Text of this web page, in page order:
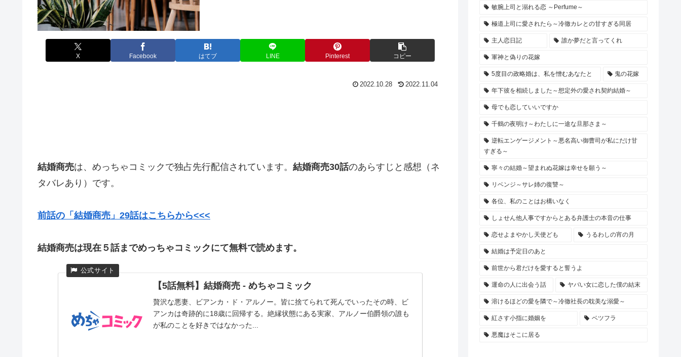
X Facebook はてブ LINE Pinterest コピー
2022.10.28 2022.11.04
結婚商売は、めっちゃコミックで独占先行配信されています。 結婚商売30話のあらすじと感想（ネ
タバレあり）です。
前話の「結婚商売」29話はこちらから<<<
結婚商売は現在５話までめっちゃコミックにて無料で読めます。
【5話無料】結婚商売 - めちゃコミック
贅沢な悪妻、ビアンカ・ド・アルノー。皆に捨てられて死んでいったその時、ビ
アンカは奇跡的に18歳に回帰する。絶縁状態にある実家、アルノー伯爵領の誰も
が私のことを好きではなかった...
敏腕上司と溺れる恋 ～Perfume～
極道上司に愛されたら～冷徹カレとの甘すぎる同居
主人恋日記 誰か夢だと言ってくれ
軍神と偽りの花嫁
5度目の政略婚は、私を憎むあなたと 鬼の花嫁
年下彼を相続しました～想定外の愛され契約結婚～
母でも恋していいですか
千鶴の夜明け～わたしに一途な旦那さま～
逆転エンゲージメント～悪名高い御曹司が私にだけ甘
すぎる～
寧々の結婚～望まれぬ花嫁は幸せを願う～
リベンジ～サレ姉の復讐～
各位、私のことはお構いなく
しょせん他人事ですからとある弁護士の本音の仕事
恋せよまやかし天使ども うるわしの宵の月
結婚は予定日のあと
前世から君だけを愛すると誓うよ
運命の人に出会う話 ヤバい女に恋した僕の結末
溶けるほどの愛を隣で～冷徹社長の耽美な溺愛～
紅さす小指に婚姻を ベツフラ
悪魔はそこに居る